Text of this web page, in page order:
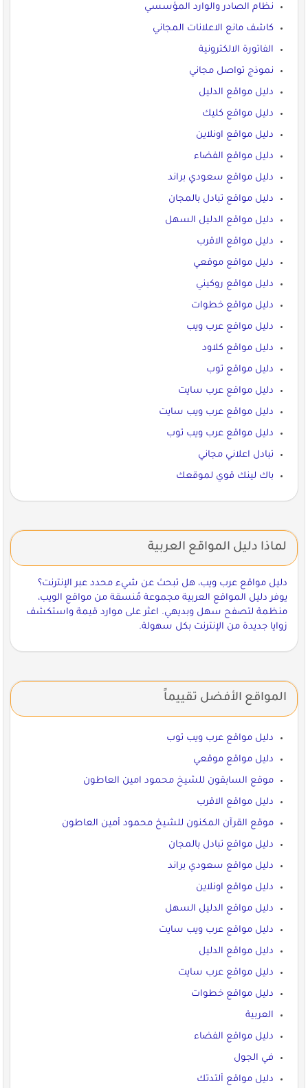
نظام الصادر والوارد المؤسسي
كاشف مانع الاعلانات المجاني
الفاتورة الالكترونية
نموذج تواصل مجاني
دليل مواقع الدليل
دليل مواقع كليك
دليل مواقع اونلاين
دليل مواقع الفضاء
دليل مواقع سعودي براند
دليل مواقع تبادل بالمجان
دليل مواقع الدليل السهل
دليل مواقع الاقرب
دليل مواقع موقعي
دليل مواقع روكيني
دليل مواقع خطوات
دليل مواقع عرب ويب
دليل مواقع كلاود
دليل مواقع توب
دليل مواقع عرب سايت
دليل مواقع عرب ويب سايت
دليل مواقع عرب ويب توب
تبادل اعلاني مجاني
باك لينك قوي لموقعك
لماذا دليل المواقع العربية
دليل مواقع عرب ويب، هل تبحث عن شيء محدد عبر الإنترنت؟
يوفر دليل المواقع العربية مجموعة مُنسقة من مواقع الويب،
منظمة لتصفح سهل وبديهي. اعثر على موارد قيمة واستكشف
زوايا جديدة من الإنترنت بكل سهولة.
المواقع الأفضل تقييماً
دليل مواقع عرب ويب توب
دليل مواقع موقعي
موقع السابقون للشيخ محمود امين العاطون
دليل مواقع الاقرب
موقع القرآن المكنون للشيخ محمود أمين العاطون
دليل مواقع تبادل بالمجان
دليل مواقع سعودي براند
دليل مواقع اونلاين
دليل مواقع الدليل السهل
دليل مواقع عرب ويب سايت
دليل مواقع الدليل
دليل مواقع عرب سايت
دليل مواقع خطوات
العربية
دليل مواقع الفضاء
في الجول
دليل مواقع ألتدتك